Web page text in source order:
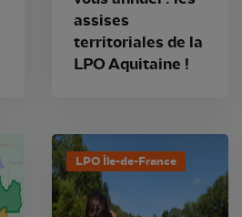
assises
territoriales de la
LPO Aquitaine !
LPO Île-de-France